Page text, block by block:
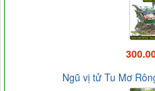
Ngũ vị tử Tu Mơ